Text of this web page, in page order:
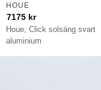
Houe, Click solsäng svart
aluminium
HOUE
7175 kr